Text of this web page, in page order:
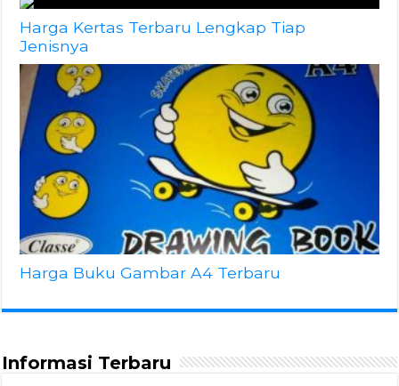
Harga Kertas Terbaru Lengkap Tiap
Jenisnya
Harga Buku Gambar A4 Terbaru
Informasi Terbaru